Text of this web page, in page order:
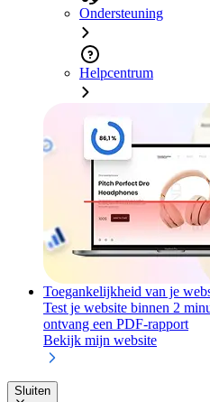
Ondersteuning
Helpcentrum
Toegankelijkheid van je
Test je website binnen 2
ontvang een PDF-rapport
Bekijk mijn website
Sluiten